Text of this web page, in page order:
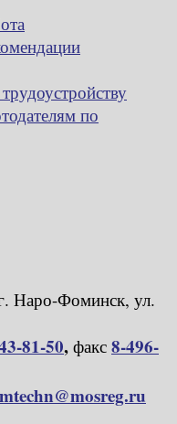
по
Наро-Фоминск, ул.
81-50, факс 8-496-